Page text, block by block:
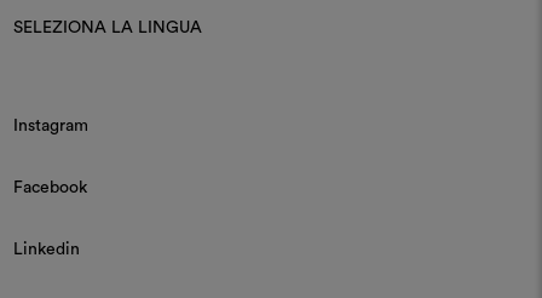
SELEZIONA LA LINGUA
Instagram
Facebook
Linkedin